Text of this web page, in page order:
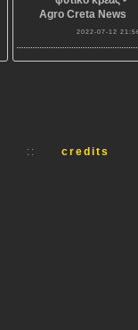
Agro Creta News
2022-07-12
:: credits